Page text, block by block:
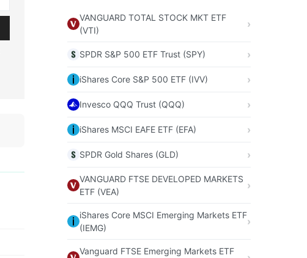
VANGUARD TOTAL STOCK MKT ETF
(VTI)
SPDR S&P 500 ETF Trust (SPY)
iShares Core S&P 500 ETF (IVV)
Invesco QQQ Trust (QQQ)
iShares MSCI EAFE ETF (EFA)
SPDR Gold Shares (GLD)
VANGUARD FTSE DEVELOPED MARKETS
ETF (VEA)
iShares Core MSCI Emerging Markets ETF
(IEMG)
Vanguard FTSE Emerging Markets ETF